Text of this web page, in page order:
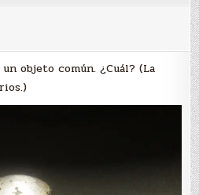
objeto común. ¿Cuál? (La